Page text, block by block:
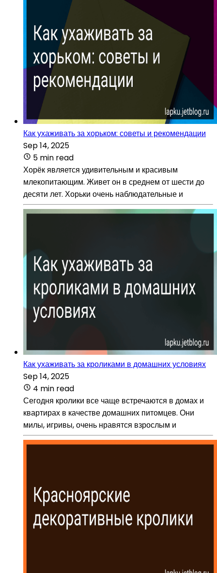
Как ухаживать за хорьком: советы и рекомендации
Sep 14, 2025
5 min read
Хорёк является удивительным и красивым
млекопитающим. Живет он в среднем от шести до
десяти лет. Хорьки очень наблюдательные и
Как ухаживать за кроликами в домашних условиях
Sep 14, 2025
4 min read
Сегодня кролики все чаще встречаются в домах и
квартирах в качестве домашних питомцев. Они
милы, игривы, очень нравятся взрослым и